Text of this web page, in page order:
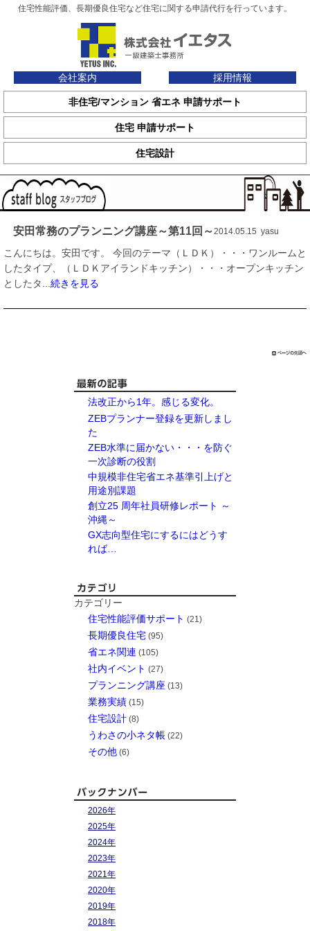
住宅性能評価、長期優良住宅など住宅に関する申請代行を行っています。
会社案内 採用情報
非住宅/マンション 省エネ 申請サポート
住宅 申請サポート
住宅設計
安田常務のプランニング講座～第11回～2014.05.15 yasu
こんにちは。安田です。 今回のテーマ（ＬＤＫ）・・・ワンルームと
したタイプ、（ＬＤＫアイランドキッチン）・・・オープンキッチン
としたタ... 続きを見る
法改正から1年。感じる変化。
ZEBプランナー登録を更新しまし
た
ZEB水準に届かない・・・を防ぐ
一次診断の役割
中規模非住宅省エネ基準引上げと
用途別課題
創立25 周年社員研修レポート ～
沖縄～
GX志向型住宅にするにはどうす
れば…
カテゴリー
住宅性能評価サポート (21)
長期優良住宅 (95)
省エネ関連 (105)
社内イベント (27)
プランニング講座 (13)
業務実績 (15)
住宅設計 (8)
うわさの小ネタ帳 (22)
その他 (6)
2026年
2025年
2024年
2023年
2021年
2020年
2019年
2018年